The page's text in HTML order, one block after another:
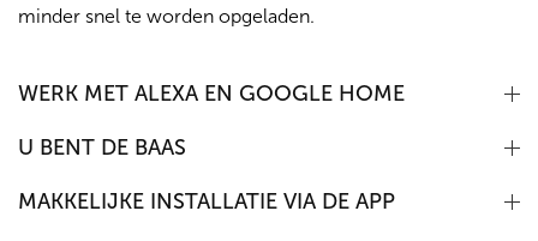
minder snel te worden opgeladen.
WERK MET ALEXA EN GOOGLE HOME
U BENT DE BAAS
MAKKELIJKE INSTALLATIE VIA DE APP